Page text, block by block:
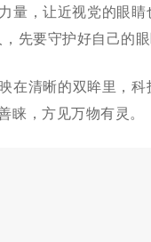
量，让近视党的眼
先要守护好自己的
在清晰的双眸里，
，方见万物有灵。